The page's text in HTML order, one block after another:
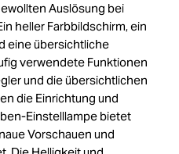
Auslösung bei
heller Farbbildschirm, ein
eine übersichtliche
verwendete Funktionen
und die übersichtlichen
die Einrichtung und
Einstelllampe bietet
Vorschauen und